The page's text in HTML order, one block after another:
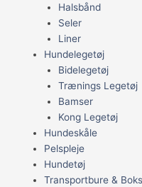
Halsbånd
Seler
Liner
Hundelegetøj
Bidelegetøj
Trænings Legetøj
Bamser
Kong Legetøj
Hundeskåle
Pelspleje
Hundetøj
Transportbure &